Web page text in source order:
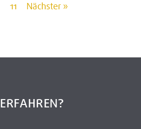
11 Nächster »
ERFAHREN?